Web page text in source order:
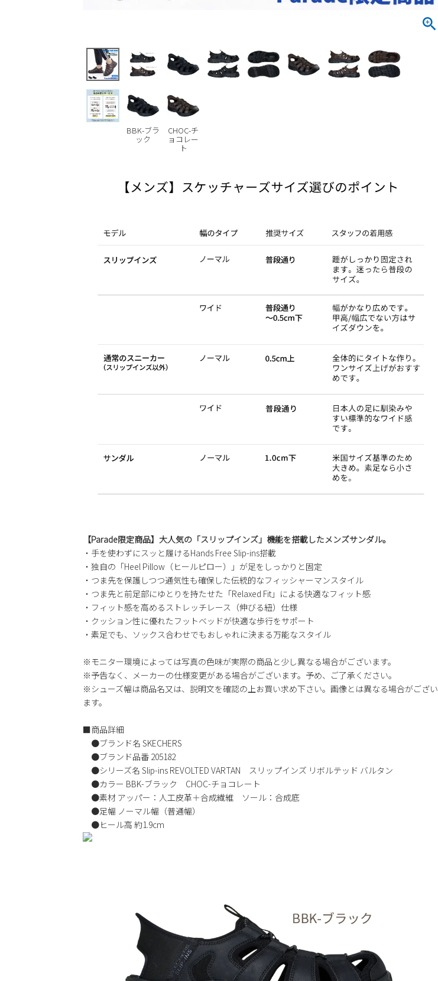
BBK-ブラ
ック
CHOC-チ
ョコレー
ト
【Parade限定商品】大人気の「スリップインズ」機能を搭載したメンズサンダル。
・手を使わずにスッと履けるHands Free Slip-ins搭載
・独自の「Heel Pillow（ヒールピロー）」が足をしっかりと固定
・つま先を保護しつつ通気性も確保した伝統的なフィッシャーマンスタイル
・つま先と前足部にゆとりを持たせた「Relaxed Fit」による快適なフィット感
・フィット感を高めるストレッチレース（伸びる紐）仕様
・クッション性に優れたフットベッドが快適な歩行をサポート
・素足でも、ソックス合わせでもおしゃれに決まる万能なスタイル
※モニター環境によっては写真の色味が実際の商品と少し異なる場合がございます。
※予告なく、メーカーの仕様変更がある場合がございます。予め、ご了承ください。
※シューズ幅は商品名又は、説明文を確認の上お買い求め下さい。画像とは異なる場合がござい
ます。
■商品詳細
●ブランド名 SKECHERS
●ブランド品番 205182
●シリーズ名 Slip-ins REVOLTED VARTAN スリップインズ リボルテッド バルタン
●カラー BBK-ブラック CHOC-チョコレート
●素材 アッパー：人工皮革＋合成繊維 ソール：合成底
●足幅 ノーマル幅（普通幅）
●ヒール高 約1.9cm